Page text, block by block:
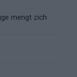
mengt zich